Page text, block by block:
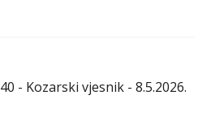
- Kozarski vjesnik - 8.5.2026.